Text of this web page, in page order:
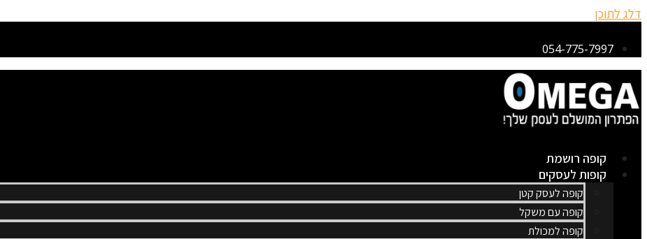
דלג לתוכן
054-775-7997
קופה רושמת
קופות לעסקים
קופה לעסק קטן
קופה עם משקל
קופה למכולת